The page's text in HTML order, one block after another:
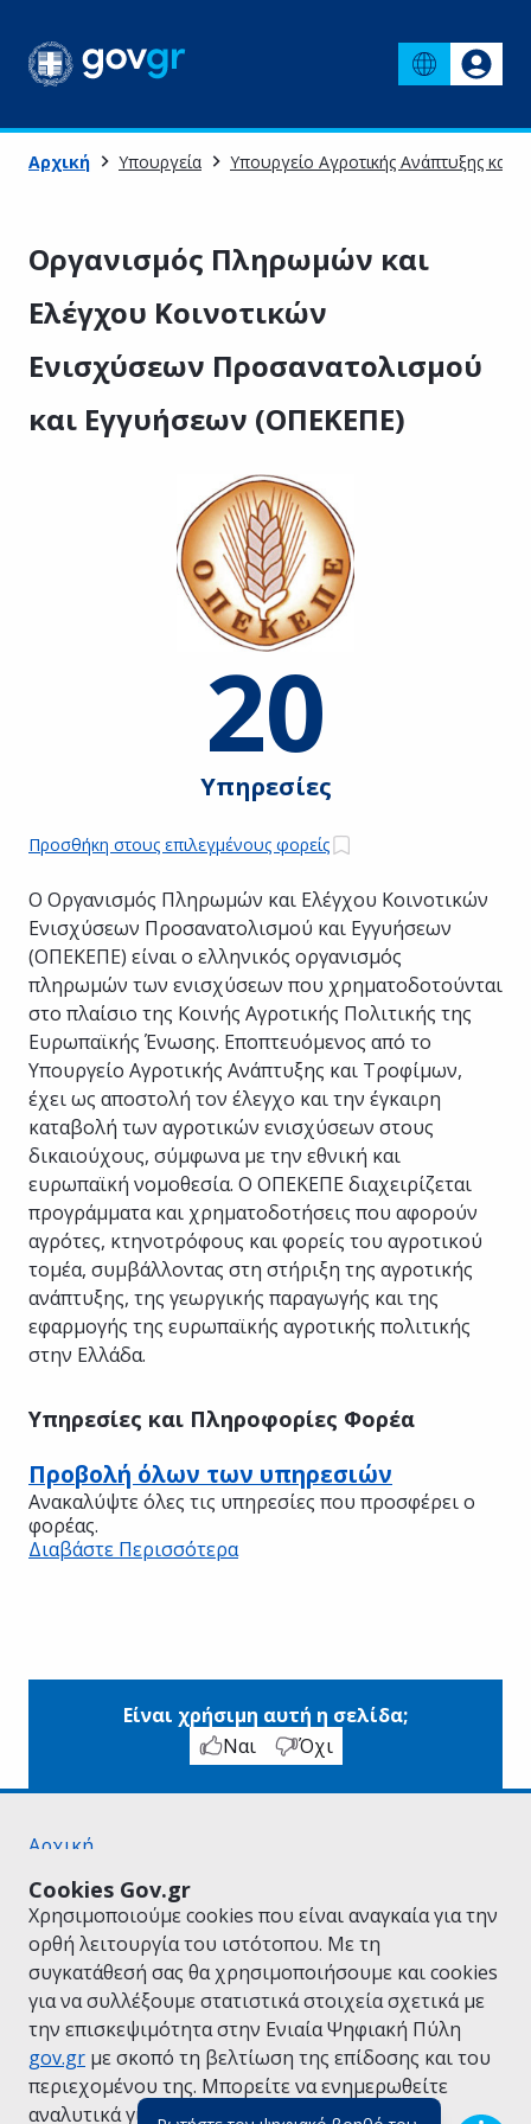
Cookies Gov.gr
Χρησιμοποιούμε cookies που είναι αναγκαία για την
ορθή λειτουργία του ιστότοπου. Με τη
συγκατάθεσή σας θα χρησιμοποιήσουμε και cookies
για να συλλέξουμε στατιστικά στοιχεία σχετικά με
την επισκεψιμότητα στην Ενιαία Ψηφιακή Πύλη
gov.gr με σκοπό τη βελτίωση της επίδοσης και του
περιεχομένου της. Μπορείτε να ενημερωθείτε
αναλυτικά για την Πολιτική Cookies.
Αρχική Υπουργεία Υπουργείο Αγροτικής Ανάπτυξης και
Οργανισμός Πληρωμών και
Ελέγχου Κοινοτικών
Ενισχύσεων Προσανατολισμού
και Εγγυήσεων (ΟΠΕΚΕΠΕ)
20
Υπηρεσίες
Προσθήκη στους επιλεγμένους φορείς
Ο Οργανισμός Πληρωμών και Ελέγχου Κοινοτικών
Ενισχύσεων Προσανατολισμού και Εγγυήσεων
(ΟΠΕΚΕΠΕ) είναι ο ελληνικός οργανισμός
πληρωμών των ενισχύσεων που χρηματοδοτούνται
στο πλαίσιο της Κοινής Αγροτικής Πολιτικής της
Ευρωπαϊκής Ένωσης. Εποπτευόμενος από το
Υπουργείο Αγροτικής Ανάπτυξης και Τροφίμων,
έχει ως αποστολή τον έλεγχο και την έγκαιρη
καταβολή των αγροτικών ενισχύσεων στους
δικαιούχους, σύμφωνα με την εθνική και
ευρωπαϊκή νομοθεσία. Ο ΟΠΕΚΕΠΕ διαχειρίζεται
προγράμματα και χρηματοδοτήσεις που αφορούν
αγρότες, κτηνοτρόφους και φορείς του αγροτικού
τομέα, συμβάλλοντας στη στήριξη της αγροτικής
ανάπτυξης, της γεωργικής παραγωγής και της
εφαρμογής της ευρωπαϊκής αγροτικής πολιτικής
στην Ελλάδα.
Υπηρεσίες και Πληροφορίες Φορέα
Προβολή όλων των υπηρεσιών
Ανακαλύψτε όλες τις υπηρεσίες που προσφέρει ο
φορέας.
Διαβάστε Περισσότερα
Είναι χρήσιμη αυτή η σελίδα;
Ναι
Όχι
Αρχική
Όροι Χρήσης
Πολιτική Απορρήτου
Δήλωση προσβασιμότητας
Πολιτική cookies
Προτάσεις για το gov.gr
Υλοποίηση από το Υπουργείο Ψηφιακής
Διακυβέρνησης
Ελληνικά |Αγγλικά